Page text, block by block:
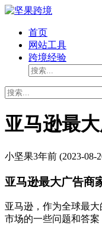
首页
网站工具
跨境经验
亚马逊最
小坚果3年前 (2023-08-
亚马逊最大广告商
亚马逊，作为全球最
市场的一些问题和答案